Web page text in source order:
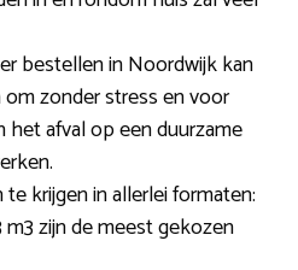
bestellen in Noordwijk kan
zonder stress en voor
afval op een duurzame
krijgen in allerlei formaten:
m3 zijn de meest gekozen